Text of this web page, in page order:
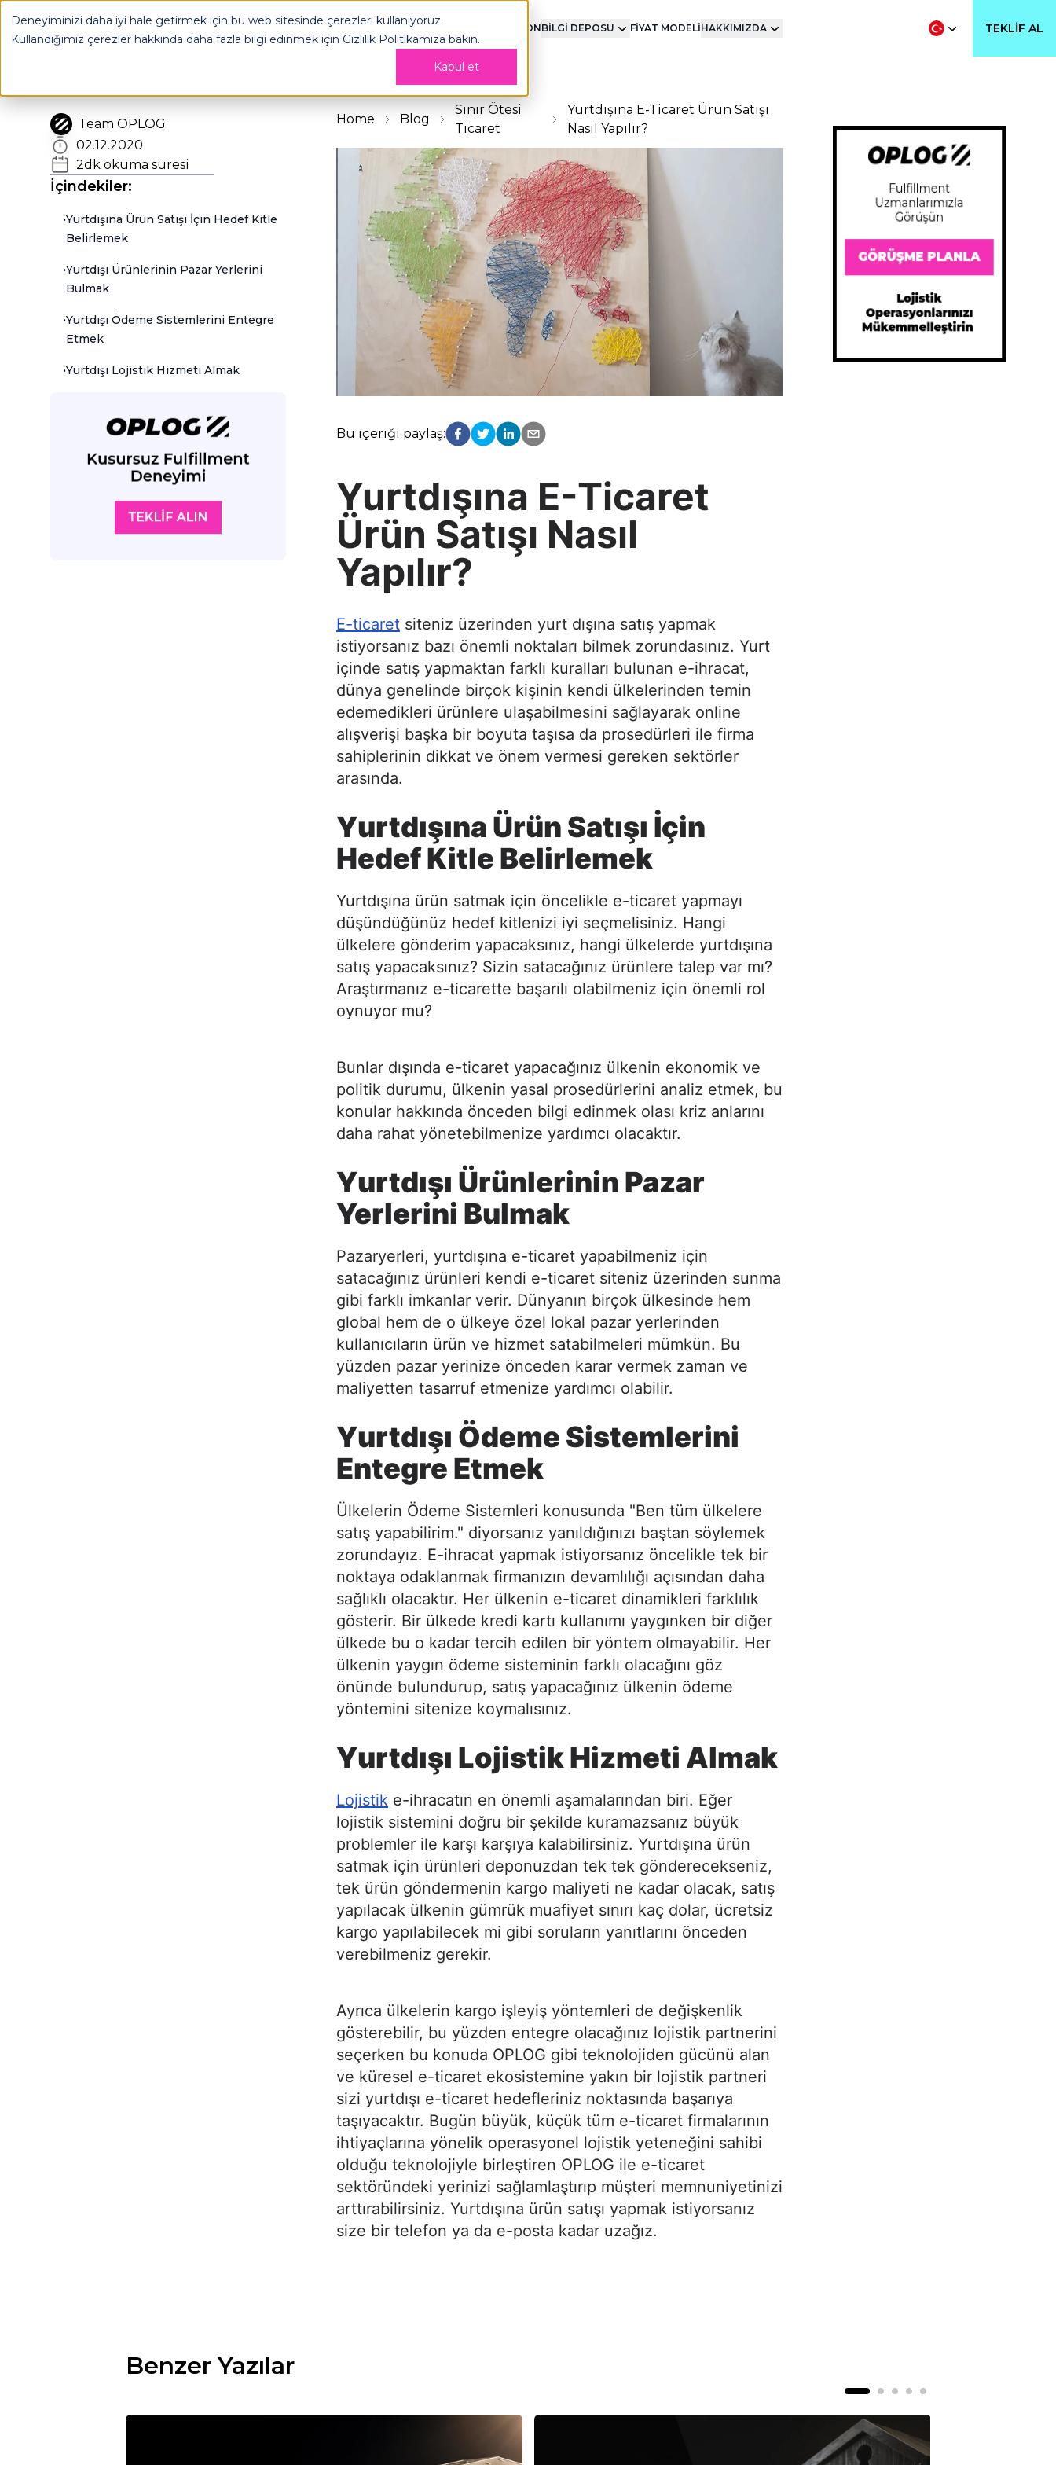
Deneyiminizi daha iyi hale getirmek için bu web sitesinde çerezleri kullanıyoruz.
Kullandığımız çerezler hakkında daha fazla bilgi edinmek için Gizlilik Politikamıza bakın.
Kabul et
OPLOG FULFILLMENT TEKNOLOJİ ENTEGRASYONBİLGİ DEPOSU FİYAT MODELİHAKKIMIZDA TEKLIF AL
Home Blog
Sınır Ötesi
Ticaret
Yurtdışına E-Ticaret Ürün Satışı
Nasıl Yapılır?
Bu içeriği paylaş:
Yurtdışına E-Ticaret
Ürün Satışı Nasıl
Yapılır?
E-ticaret siteniz üzerinden yurt dışına satış yapmak
istiyorsanız bazı önemli noktaları bilmek zorundasınız. Yurt
içinde satış yapmaktan farklı kuralları bulunan e-ihracat,
dünya genelinde birçok kişinin kendi ülkelerinden temin
edemedikleri ürünlere ulaşabilmesini sağlayarak online
alışverişi başka bir boyuta taşısa da prosedürleri ile firma
sahiplerinin dikkat ve önem vermesi gereken sektörler
arasında.
Yurtdışına Ürün Satışı İçin
Hedef Kitle Belirlemek
Yurtdışına ürün satmak için öncelikle e-ticaret yapmayı
düşündüğünüz hedef kitlenizi iyi seçmelisiniz. Hangi
ülkelere gönderim yapacaksınız, hangi ülkelerde yurtdışına
satış yapacaksınız? Sizin satacağınız ürünlere talep var mı?
Araştırmanız e-ticarette başarılı olabilmeniz için önemli rol
oynuyor mu?
Bunlar dışında e-ticaret yapacağınız ülkenin ekonomik ve
politik durumu, ülkenin yasal prosedürlerini analiz etmek, bu
konular hakkında önceden bilgi edinmek olası kriz anlarını
daha rahat yönetebilmenize yardımcı olacaktır.
Yurtdışı Ürünlerinin Pazar
Yerlerini Bulmak
Pazaryerleri, yurtdışına e-ticaret yapabilmeniz için
satacağınız ürünleri kendi e-ticaret siteniz üzerinden sunma
gibi farklı imkanlar verir. Dünyanın birçok ülkesinde hem
global hem de o ülkeye özel lokal pazar yerlerinden
kullanıcıların ürün ve hizmet satabilmeleri mümkün. Bu
yüzden pazar yerinize önceden karar vermek zaman ve
maliyetten tasarruf etmenize yardımcı olabilir.
Yurtdışı Ödeme Sistemlerini
Entegre Etmek
Ülkelerin Ödeme Sistemleri konusunda "Ben tüm ülkelere
satış yapabilirim." diyorsanız yanıldığınızı baştan söylemek
zorundayız. E-ihracat yapmak istiyorsanız öncelikle tek bir
noktaya odaklanmak firmanızın devamlılığı açısından daha
sağlıklı olacaktır. Her ülkenin e-ticaret dinamikleri farklılık
gösterir. Bir ülkede kredi kartı kullanımı yaygınken bir diğer
ülkede bu o kadar tercih edilen bir yöntem olmayabilir. Her
ülkenin yaygın ödeme sisteminin farklı olacağını göz
önünde bulundurup, satış yapacağınız ülkenin ödeme
yöntemini sitenize koymalısınız.
Yurtdışı Lojistik Hizmeti Almak
Lojistik e-ihracatın en önemli aşamalarından biri. Eğer
lojistik sistemini doğru bir şekilde kuramazsanız büyük
problemler ile karşı karşıya kalabilirsiniz. Yurtdışına ürün
satmak için ürünleri deponuzdan tek tek gönderecekseniz,
tek ürün göndermenin kargo maliyeti ne kadar olacak, satış
yapılacak ülkenin gümrük muafiyet sınırı kaç dolar, ücretsiz
kargo yapılabilecek mi gibi soruların yanıtlarını önceden
verebilmeniz gerekir.
Ayrıca ülkelerin kargo işleyiş yöntemleri de değişkenlik
gösterebilir, bu yüzden entegre olacağınız lojistik partnerini
seçerken bu konuda OPLOG gibi teknolojiden gücünü alan
ve küresel e-ticaret ekosistemine yakın bir lojistik partneri
sizi yurtdışı e-ticaret hedefleriniz noktasında başarıya
taşıyacaktır. Bugün büyük, küçük tüm e-ticaret firmalarının
ihtiyaçlarına yönelik operasyonel lojistik yeteneğini sahibi
olduğu teknolojiyle birleştiren OPLOG ile e-ticaret
sektöründeki yerinizi sağlamlaştırıp müşteri memnuniyetinizi
arttırabilirsiniz. Yurtdışına ürün satışı yapmak istiyorsanız
size bir telefon ya da e-posta kadar uzağız.
Team OPLOG
02.12.2020
2dk okuma süresi
İçindekiler:
•Yurtdışına Ürün Satışı İçin Hedef Kitle
Belirlemek
•Yurtdışı Ürünlerinin Pazar Yerlerini
Bulmak
•Yurtdışı Ödeme Sistemlerini Entegre
Etmek
•Yurtdışı Lojistik Hizmeti Almak
Benzer Yazılar